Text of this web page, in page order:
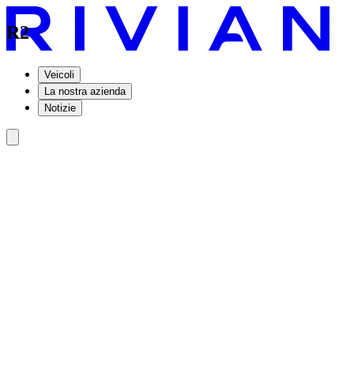
Veicoli
La nostra azienda
Notizie
R2